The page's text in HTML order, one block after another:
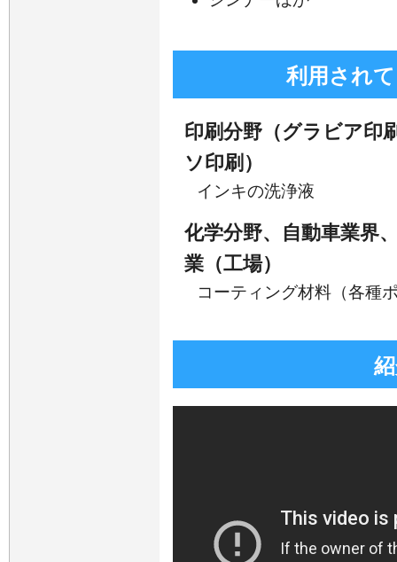
利用され
印刷分野（グラビア印
ソ印刷）
インキの洗浄液
化学分野、自動車業界
業（工場）
コーティング材料（各種